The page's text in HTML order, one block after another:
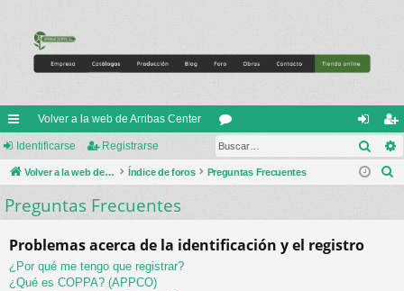
nl
ac
es
pi
do
Volver a la web de Arribas Center
or
os
de
nti
se
eg
ist
Identificarse Registrarse
Volver a la web de Arribas Center Índice de foros Preguntas Frecuentes
Preguntas Frecuentes
Problemas acerca de la identificación y el registro
¿Por qué me tengo que registrar?
¿Qué es COPPA? (APPCO)